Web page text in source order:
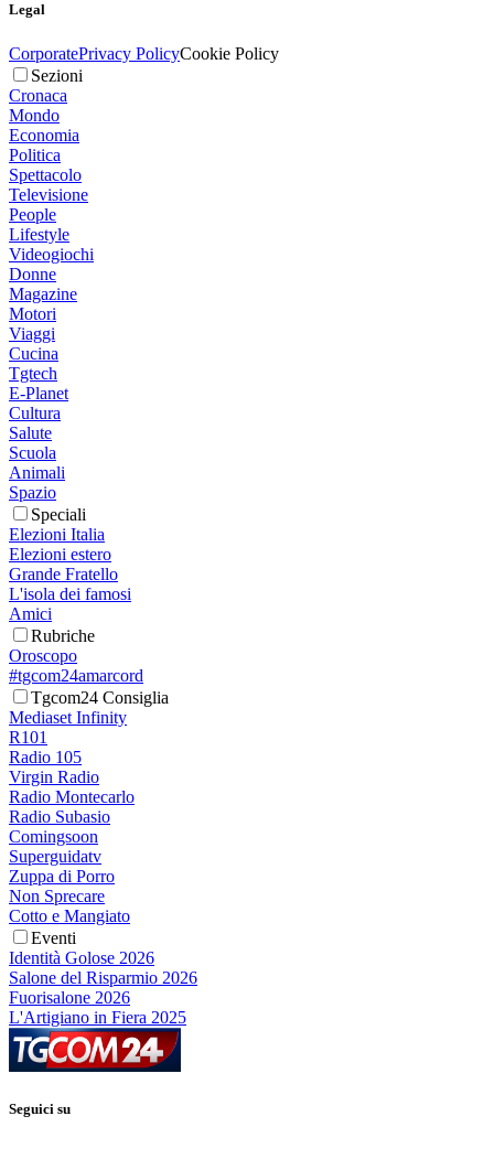
Legal
CorporatePrivacy PolicyCookie Policy
Sezioni
Cronaca
Mondo
Economia
Politica
Spettacolo
Televisione
People
Lifestyle
Videogiochi
Donne
Magazine
Motori
Viaggi
Cucina
Tgtech
E-Planet
Cultura
Salute
Scuola
Animali
Spazio
Speciali
Elezioni Italia
Elezioni estero
Grande Fratello
L'isola dei famosi
Amici
Rubriche
Oroscopo
#tgcom24amarcord
Tgcom24 Consiglia
Mediaset Infinity
R101
Radio 105
Virgin Radio
Radio Montecarlo
Radio Subasio
Comingsoon
Superguidatv
Zuppa di Porro
Non Sprecare
Cotto e Mangiato
Eventi
Identità Golose 2026
Salone del Risparmio 2026
Fuorisalone 2026
L'Artigiano in Fiera 2025
Seguici su